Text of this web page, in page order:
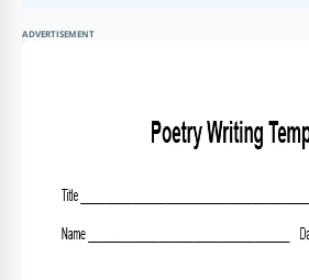
ADVERTISEMENT